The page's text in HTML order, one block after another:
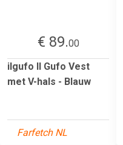
€ 89.00
ilgufo Il Gufo Vest
met V-hals - Blauw
Farfetch NL